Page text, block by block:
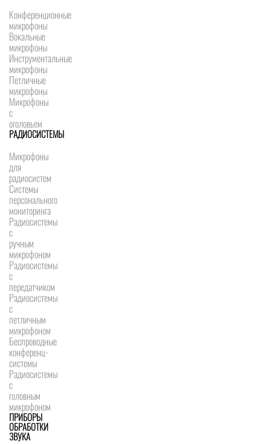
Конференционные
микрофоны
Вокальные
микрофоны
Инструментальные
микрофоны
Петличные
микрофоны
Микрофоны
с
оголовьем
РАДИОСИСТЕМЫ
Микрофоны
для
радиосистем
Системы
персонального
мониторинга
Радиосистемы
c
ручным
микрофоном
Радиосистемы
с
передатчиком
Радиосистемы
с
петличным
микрофоном
Беспроводные
конференц-
системы
Радиосистемы
с
головным
микрофоном
ПРИБОРЫ
ОБРАБОТКИ
ЗВУКА